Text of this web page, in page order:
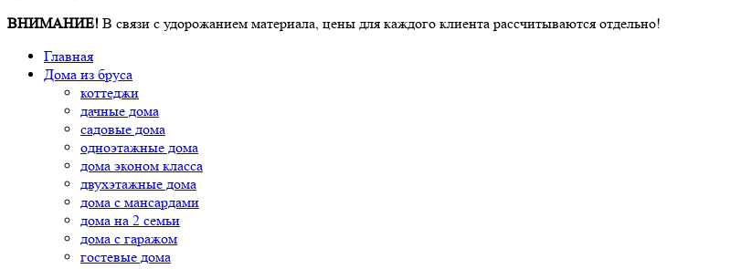
ВНИМАНИЕ! В связи с удорожанием материала, цены для каждого клиента рассчитываются отдельно!
Главная
Дома из бруса
коттеджи
дачные дома
садовые дома
одноэтажные дома
дома эконом класса
двухэтажные дома
дома с мансардами
дома на 2 семьи
дома с гаражом
гостевые дома